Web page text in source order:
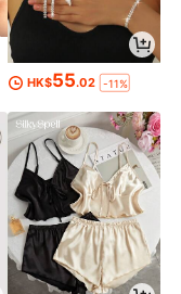
HK$55.02 -11%